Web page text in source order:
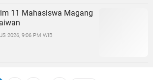
11 Mahasiswa Magang
2026, 9:06 PM WIB